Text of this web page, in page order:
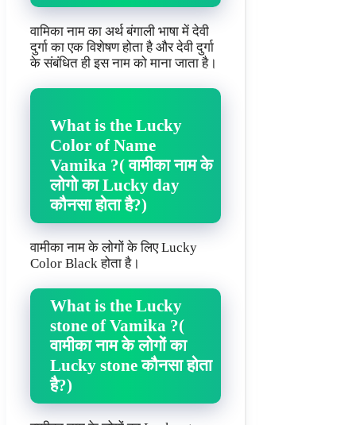
वामिका नाम का अर्थ बंगाली भाषा में देवी
दुर्गा का एक विशेषण होता है और देवी दुर्गा
के संबंधित ही इस नाम को माना जाता है।
What is the Lucky
Color of Name
Vamika ?( वामीका नाम के
लोगो का Lucky day
कौनसा होता है?)
वामीका नाम के लोगों के लिए Lucky
Color Black होता है।
What is the Lucky
stone of Vamika ?(
वामीका नाम के लोगों का
Lucky stone कौनसा होता
है?)